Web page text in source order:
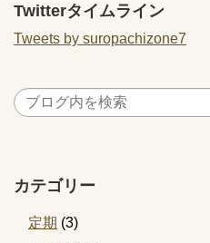
Twitterタイムライン
Tweets by suropachizone7
カテゴリー
定期 (3)